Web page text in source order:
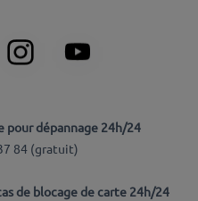
pour dépannage 24h/24
84 (gratuit)
de blocage de carte 24h/24